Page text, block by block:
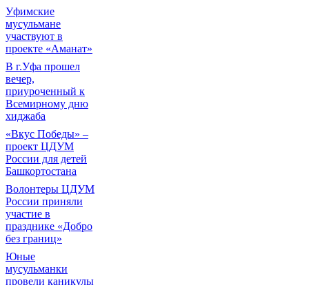
Уфимские
мусульмане
участвуют в
проекте «Аманат»
В г.Уфа прошел
вечер,
приуроченный к
Всемирному дню
хиджаба
«Вкус Победы» –
проект ЦДУМ
России для детей
Башкортостана
Волонтеры ЦДУМ
России приняли
участие в
празднике «Добро
без границ»
Юные
мусульманки
провели каникулы